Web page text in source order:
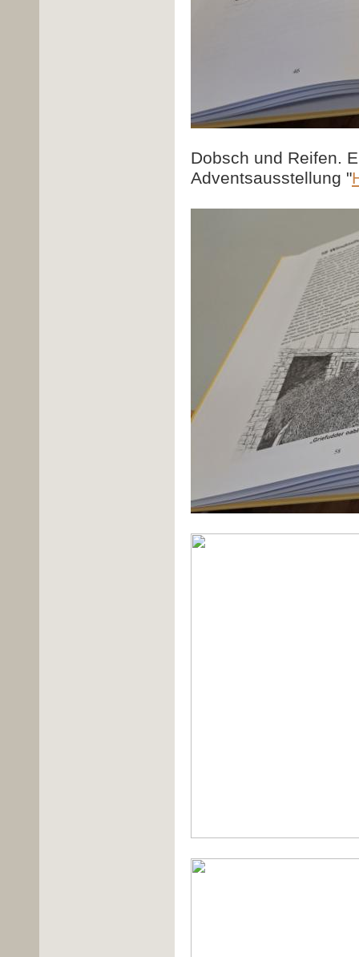
Dobsch und Reifen.
Adventsausstellung "